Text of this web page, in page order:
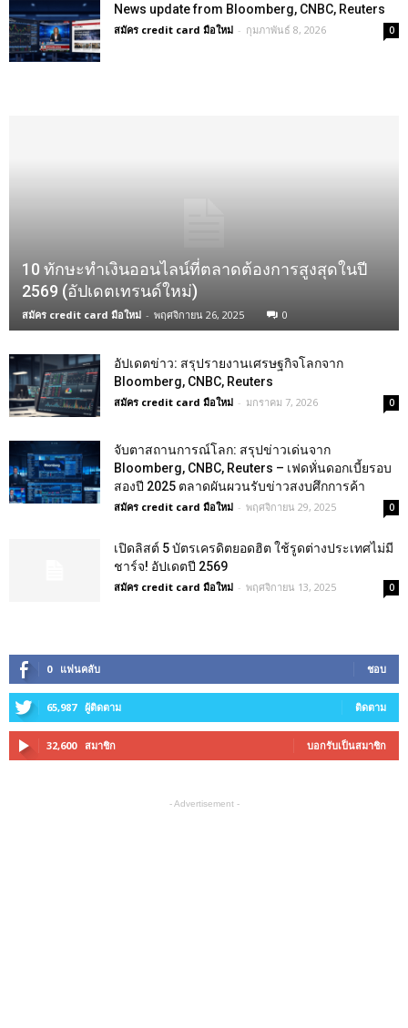
News update from Bloomberg, CNBC, Reuters
สมัคร credit card มือใหม่ - กุมภาพันธ์ 8, 2026 0
10 ทักษะทำเงินออนไลน์ที่ตลาดต้องการสูงสุดในปี
2569 (อัปเดตเทรนด์ใหม่)
สมัคร credit card มือใหม่ - พฤศจิกายน 26, 2025 0
อัปเดตข่าว: สรุปรายงานเศรษฐกิจโลกจาก
Bloomberg, CNBC, Reuters
สมัคร credit card มือใหม่ - มกราคม 7, 2026 0
จับตาสถานการณ์โลก: สรุปข่าวเด่นจาก
Bloomberg, CNBC, Reuters – เฟดหั่นดอกเบี้ยรอบ
สองปี 2025 ตลาดผันผวนรับข่าวสงบศึกการค้า
สมัคร credit card มือใหม่ - พฤศจิกายน 29, 2025 0
เปิดลิสต์ 5 บัตรเครดิตยอดฮิต ใช้รูดต่างประเทศไม่มี
ชาร์จ! อัปเดตปี 2569
สมัคร credit card มือใหม่ - พฤศจิกายน 13, 2025 0
0 แฟนคลับ ชอบ
65,987 ผู้ติดตาม ติดตาม
32,600 สมาชิก บอกรับเป็นสมาชิก
- Advertisement -